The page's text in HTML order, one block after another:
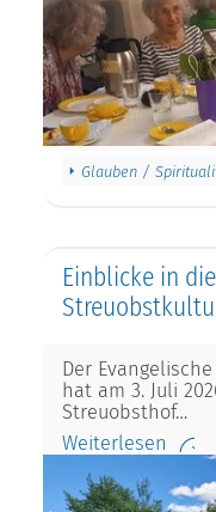
Glauben /
Einblicke in
Der
hat am 3. Juli
Streuobsthof…
Weiterlesen